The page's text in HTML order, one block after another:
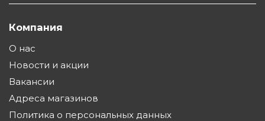
Компания
О нас
Новости и акции
Вакансии
Адреса магазинов
Политика о персональных данных